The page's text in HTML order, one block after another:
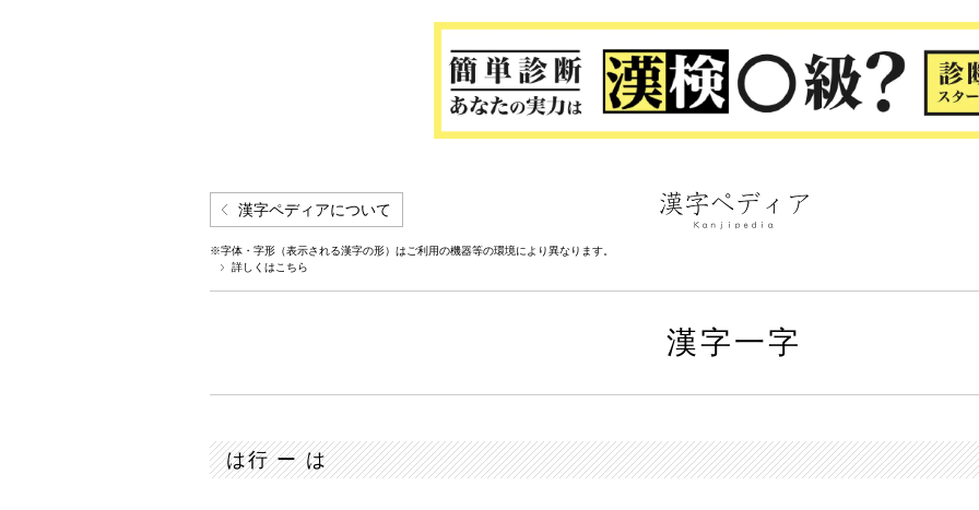
漢字ペディアについて
※字体・字形（表示される漢字の形）はご利用の機器等の環境により異なります。
詳しくはこちら
漢字一字
は行 ー は